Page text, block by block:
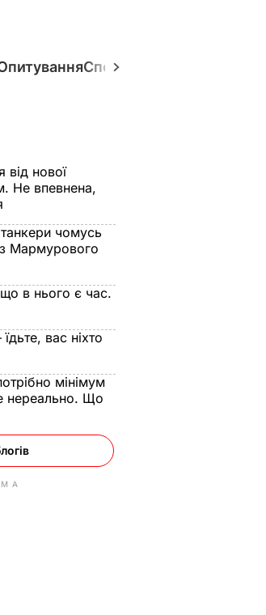
Спецпроєкти
від нової
Не впевнена,
танкери чомусь
Мармурового
в нього є час.
вас ніхто
мінімум
нереально. Що